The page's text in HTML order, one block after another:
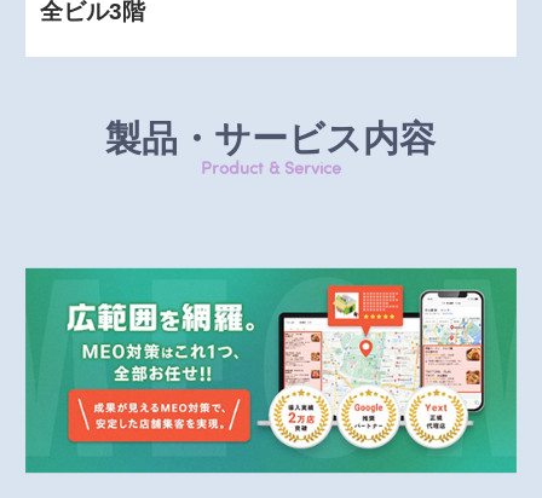
全ビル3階
製品・サービス内容
Product & Service